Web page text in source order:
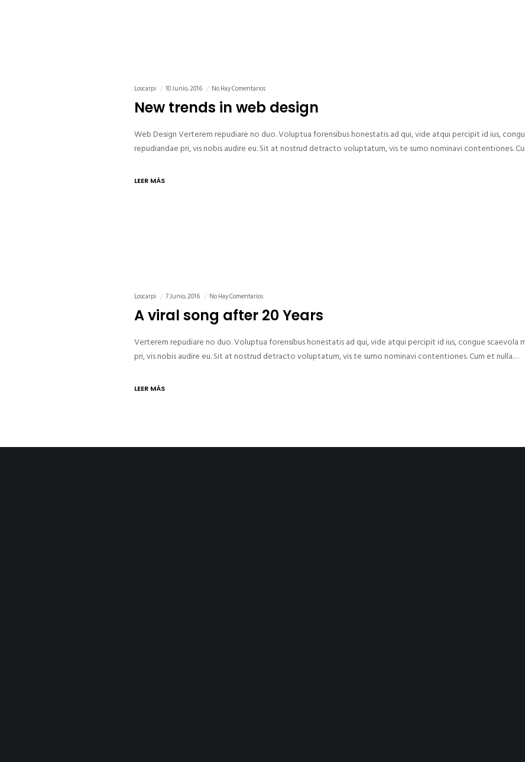
Loscarpi 10 Junio, 2016 No Hay Comentarios
New trends in web design
Web Design Verterem repudiare no duo. Voluptua forensibus honestatis ad qui, vide atqui percipit id ius,
repudiandae pri, vis nobis audire eu. Sit at nostrud detracto voluptatum, vis te sumo nominavi contentiones.
LEER MÁS
Loscarpi 7 Junio, 2016 No Hay Comentarios
A viral song after 20 Years
Verterem repudiare no duo. Voluptua forensibus honestatis ad qui, vide atqui percipit id ius, congue scaevola
pri, vis nobis audire eu. Sit at nostrud detracto voluptatum, vis te sumo nominavi contentiones. Cum et nulla…
LEER MÁS